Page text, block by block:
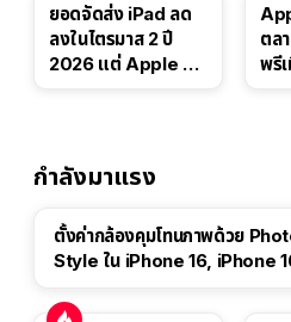
ยอดจัดส่ง iPad ลด
ลงในไตรมาส 2 ปี
2026 แต่ Apple ยัง
ตล
พรี
กำลังมาแรง
ตั้งค่ากล้องคุมโทนภาพด้วย
Style ใน iPhone 16, iPhone